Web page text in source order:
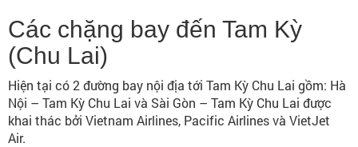
Các chặng bay đến Tam Kỳ
(Chu Lai)
Hiện tại có 2 đường bay nội địa tới Tam Kỳ Chu Lai gồm: Hà
Nội – Tam Kỳ Chu Lai và Sài Gòn – Tam Kỳ Chu Lai được
khai thác bởi Vietnam Airlines, Pacific Airlines và VietJet
Air.